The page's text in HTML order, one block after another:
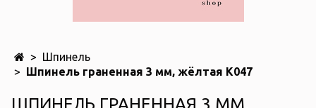
Шпинель
Шпинель граненная 3 мм, жёлтая К047
ШПИНЕЛЬ ГРАНЕННАЯ 3 ММ,